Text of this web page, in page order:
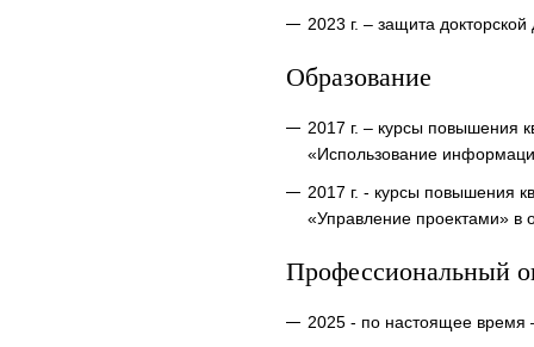
2023 г. – защита
Образование
2017 г. – курсы повышения
«Использование
2017 г. - курсы повышения
«Управление проектами» в
Профессиональный
2025 - по настоящее время